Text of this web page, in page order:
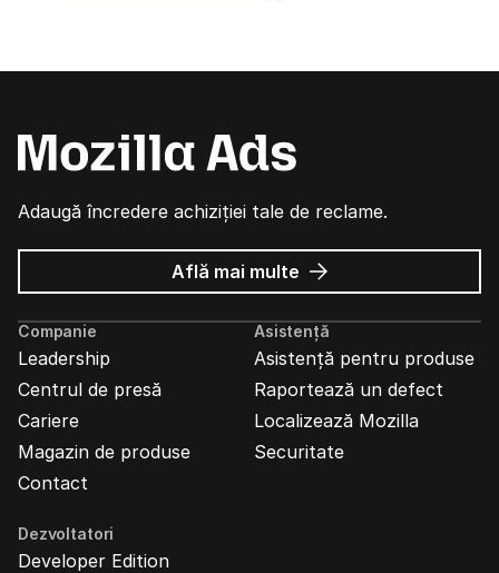
Adaugă încredere achiziției tale de reclame.
Află mai multe despre
Reclame
Mozilla
Companie
Leadership
Centrul de presă
Cariere
Magazin de produse
Contact
Asistență
Asistență pentru produse
Raportează un defect
Localizează Mozilla
Securitate
Dezvoltatori
Developer Edition